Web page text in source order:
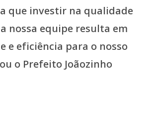
que investir na qualidade
nossa equipe resulta em
e eficiência para o nosso
o Prefeito Joãozinho